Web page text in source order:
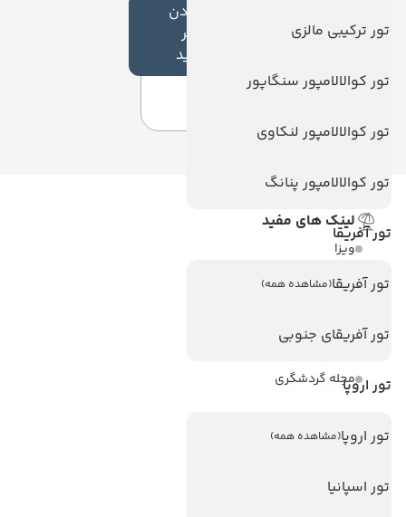
تور ترکیبی مالزی
تور کوالالامپور سنگاپور
تور کوالالامپور لنکاوی
تور کوالالامپور پنانگ
تور آفریقا
تور آفریقا(مشاهده همه)
تور آفریقای جنوبی
تور اروپا
تور اروپا(مشاهده همه)
تور اسپانیا
افزودن
نظر
جدید
لینک های مفید
ویزا
ویزا کانادا
تماس با ما
مجله گردشگری
هتل های پر بازدید
هتل های استانبول